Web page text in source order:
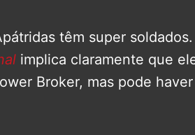
têm super soldados.
implica claramente que
Broker, mas pode haver